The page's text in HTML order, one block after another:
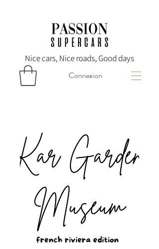
Connexion
Nice cars, Nice roads, Good days